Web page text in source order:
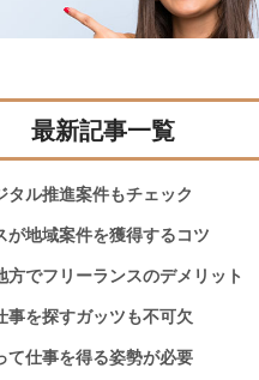
最新記事一覧
タル推進案件もチェック
が地域案件を獲得するコツ
方でフリーランスのデメリット
事を探すガッツも不可欠
て仕事を得る姿勢が必要